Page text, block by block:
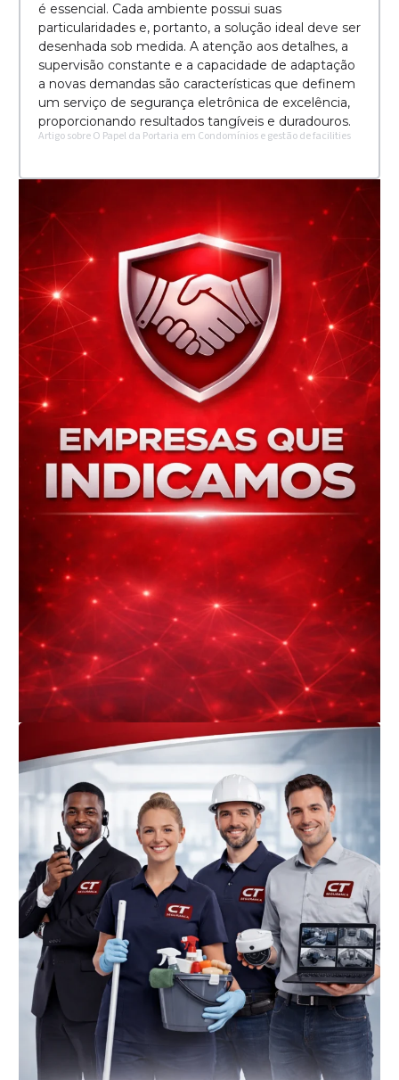
é essencial. Cada ambiente possui suas
particularidades e, portanto, a solução ideal deve ser
desenhada sob medida. A atenção aos detalhes, a
supervisão constante e a capacidade de adaptação
a novas demandas são características que definem
um serviço de segurança eletrônica de excelência,
proporcionando resultados tangíveis e duradouros.
Artigo sobre O Papel da Portaria em Condomínios e gestão de facilities